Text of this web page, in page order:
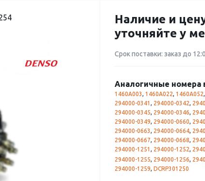
Наличие и
уточняйте у
Срок поставки: заказ до
Аналогичные номера
1460A003, 1460A022, 1460A052,
294000-0341 , 294000-0342,
294000-0345, 294000-0346,
294000-0349, 294000-0660,
294000-0663, 294000-0664,
294000-0667, 294000-0668,
294000-1251 , 294000-1252,
294000-1255, 294000-1256,
294000-1259, DCRP301250